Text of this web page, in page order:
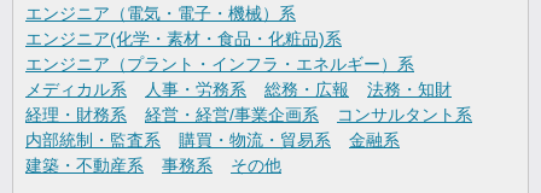
エンジニア（電気・電子・機械）系
エンジニア(化学・素材・食品・化粧品)系
エンジニア（プラント・インフラ・エネルギー）系
メディカル系
人事・労務系 総務・広報
法務・知財
経理・財務系
経営・経営/事業企画系
コンサルタント系
内部統制・監査系
購買・物流・貿易系
金融系
建築・不動産系
事務系 その他